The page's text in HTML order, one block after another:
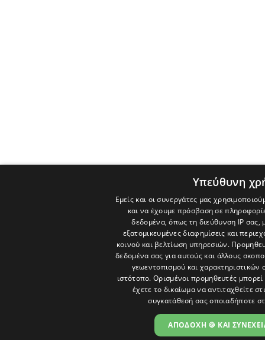
Υπεύθυνη
Εμείς και οι συνεργάτες μας
και να έχουμε πρόσβαση σε
δεδομένα, όπως τη διεύθυνση IP σας,
εξατομικευμένες διαφημίσεις και
κοινού και βελτίωση υπηρεσιών.
δεδομένα σας για αυτούς και άλλους
γεωεντοπισμού και χαρακτηριστικών
ιστότοπο. Ορισμένοι προμηθευτές
έχετε το δικαίωμα να αντιταχθείτε
συγκατάθεσή σας οποιαδήποτε
ΑΠΟΔΟΧΗ 🍪 ΚΑΙ